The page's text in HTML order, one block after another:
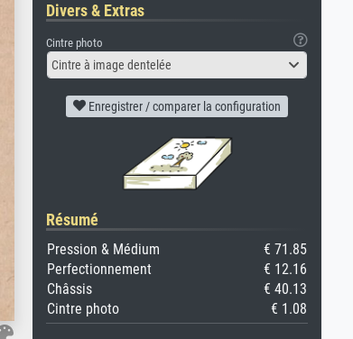
Divers & Extras
Cintre photo
Cintre à image dentelée
Enregistrer / comparer la configuration
Résumé
Pression & Médium
€ 71.85
Perfectionnement
€ 12.16
Châssis
€ 40.13
Cintre photo
€ 1.08